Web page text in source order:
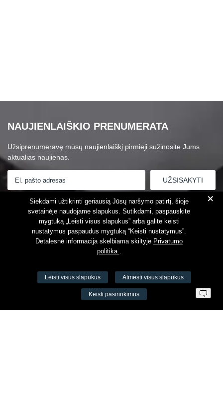
NAUJIENLAIŠKIO PRENUMERATA
Užsiprenumeravę mūsų naujienlaiškį pirmieji sužinosite Jums
aktualias naujienas.
Susipažinau suPrivatumo politika
VŠĮ Fitneso mokymo centras AEROMIX
+
Siekdami užtikrinti geriausią Jūsų naršymo patirtį, šioje
svetainėje naudojame slapukus. Sutikdami, paspauskite
mygtuką „Leisti visus slapukus” arba galite keisti
nustatymus paspaudus mygtuką “Keisti nustatymus”.
Detalesnė informacija skelbiama skiltyje Privatumo
politika .
Leisti visus slapukus Atmesti visus slapukus
Keisti pasirinkimus